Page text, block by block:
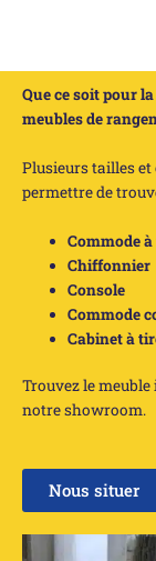
Que ce soit pour
meubles de
Plusieurs tailles
permettre de
Commode
Chiffonnier
Console
Commode
Cabinet à
Trouvez le
notre showroom.
Nous situer